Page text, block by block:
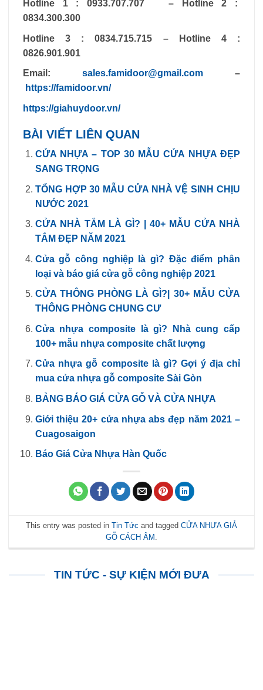
Hotline 1 : 0933.707.707 – Hotline 2 :
0834.300.300
Hotline 3 : 0834.715.715 – Hotline 4 :
0826.901.901
Email: sales.famidoor@gmail.com –
https://famidoor.vn/
https://giahuydoor.vn/
BÀI VIẾT LIÊN QUAN
CỬA NHỰA – TOP 30 MẪU CỬA NHỰA ĐẸP
SANG TRỌNG
TỔNG HỢP 30 MẪU CỬA NHÀ VỆ SINH CHỊU
NƯỚC 2021
CỬA NHÀ TẮM LÀ GÌ? | 40+ MẪU CỬA NHÀ
TẮM ĐẸP NĂM 2021
Cửa gỗ công nghiệp là gì? Đặc điểm phân
loại và báo giá cửa gỗ công nghiệp 2021
CỬA THÔNG PHÒNG LÀ GÌ?| 30+ MẪU CỬA
THÔNG PHÒNG CHUNG CƯ
Cửa nhựa composite là gì? Nhà cung cấp
100+ mẫu nhựa composite chất lượng
Cửa nhựa gỗ composite là gì? Gợi ý địa chỉ
mua cửa nhựa gỗ composite Sài Gòn
BẢNG BÁO GIÁ CỬA GỖ VÀ CỬA NHỰA
Giới thiệu 20+ cửa nhựa abs đẹp năm 2021 –
Cuagosaigon
Báo Giá Cửa Nhựa Hàn Quốc
This entry was posted in Tin Tức and tagged CỬA NHỰA GIẢ
GỖ CÁCH ÂM
TIN TỨC - SỰ KIỆN MỚI ĐƯA